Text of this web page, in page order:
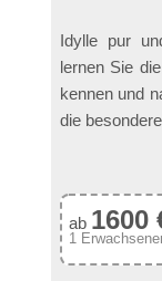
Idylle pur
lernen Sie
kennen und
die
ab 1600
1